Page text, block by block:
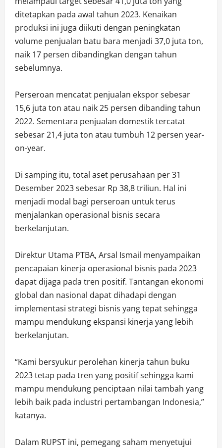
ditetapkan pada awal tahun 2023. Kenaikan
produksi ini juga diikuti dengan peningkatan
volume penjualan batu bara menjadi 37,0 juta ton,
naik 17 persen dibandingkan dengan tahun
sebelumnya.
Perseroan mencatat penjualan ekspor sebesar
15,6 juta ton atau naik 25 persen dibanding tahun
2022. Sementara penjualan domestik tercatat
sebesar 21,4 juta ton atau tumbuh 12 persen year-
on-year.
Di samping itu, total aset perusahaan per 31
Desember 2023 sebesar Rp 38,8 triliun. Hal ini
menjadi modal bagi perseroan untuk terus
menjalankan operasional bisnis secara
berkelanjutan.
Direktur Utama PTBA, Arsal Ismail menyampaikan
pencapaian kinerja operasional bisnis pada 2023
dapat dijaga pada tren positif. Tantangan ekonomi
global dan nasional dapat dihadapi dengan
implementasi strategi bisnis yang tepat sehingga
mampu mendukung ekspansi kinerja yang lebih
berkelanjutan.
“Kami bersyukur perolehan kinerja tahun buku
2023 tetap pada tren yang positif sehingga kami
mampu mendukung penciptaan nilai tambah yang
lebih baik pada industri pertambangan Indonesia,”
katanya.
Dalam RUPST ini, pemegang saham menyetujui